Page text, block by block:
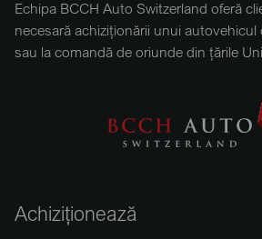
Echipa BCCH Auto Switzerland oferă
necesară achiziționării unui
sau la comandă de oriunde din țările
Achiziționează